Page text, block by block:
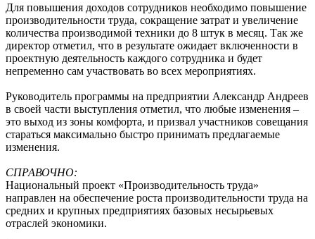
Для повышения доходов сотрудников необходимо повышение
производительности труда, сокращение затрат и увеличение
количества производимой техники до 8 штук в месяц. Так же
директор отметил, что в результате ожидает включенности в
проектную деятельность каждого сотрудника и будет
непременно сам участвовать во всех мероприятиях.
Руководитель программы на предприятии Александр Андреев
в своей части выступления отметил, что любые изменения –
это выход из зоны комфорта, и призвал участников совещания
стараться максимально быстро принимать предлагаемые
изменения.
СПРАВОЧНО:
Национальный проект «Производительность труда»
направлен на обеспечение роста производительности труда на
средних и крупных предприятиях базовых несырьевых
отраслей экономики.